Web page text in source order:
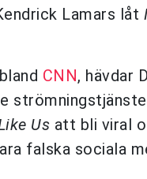
Lamars låt
CNN, hävdar
Us att bli viral
falska sociala